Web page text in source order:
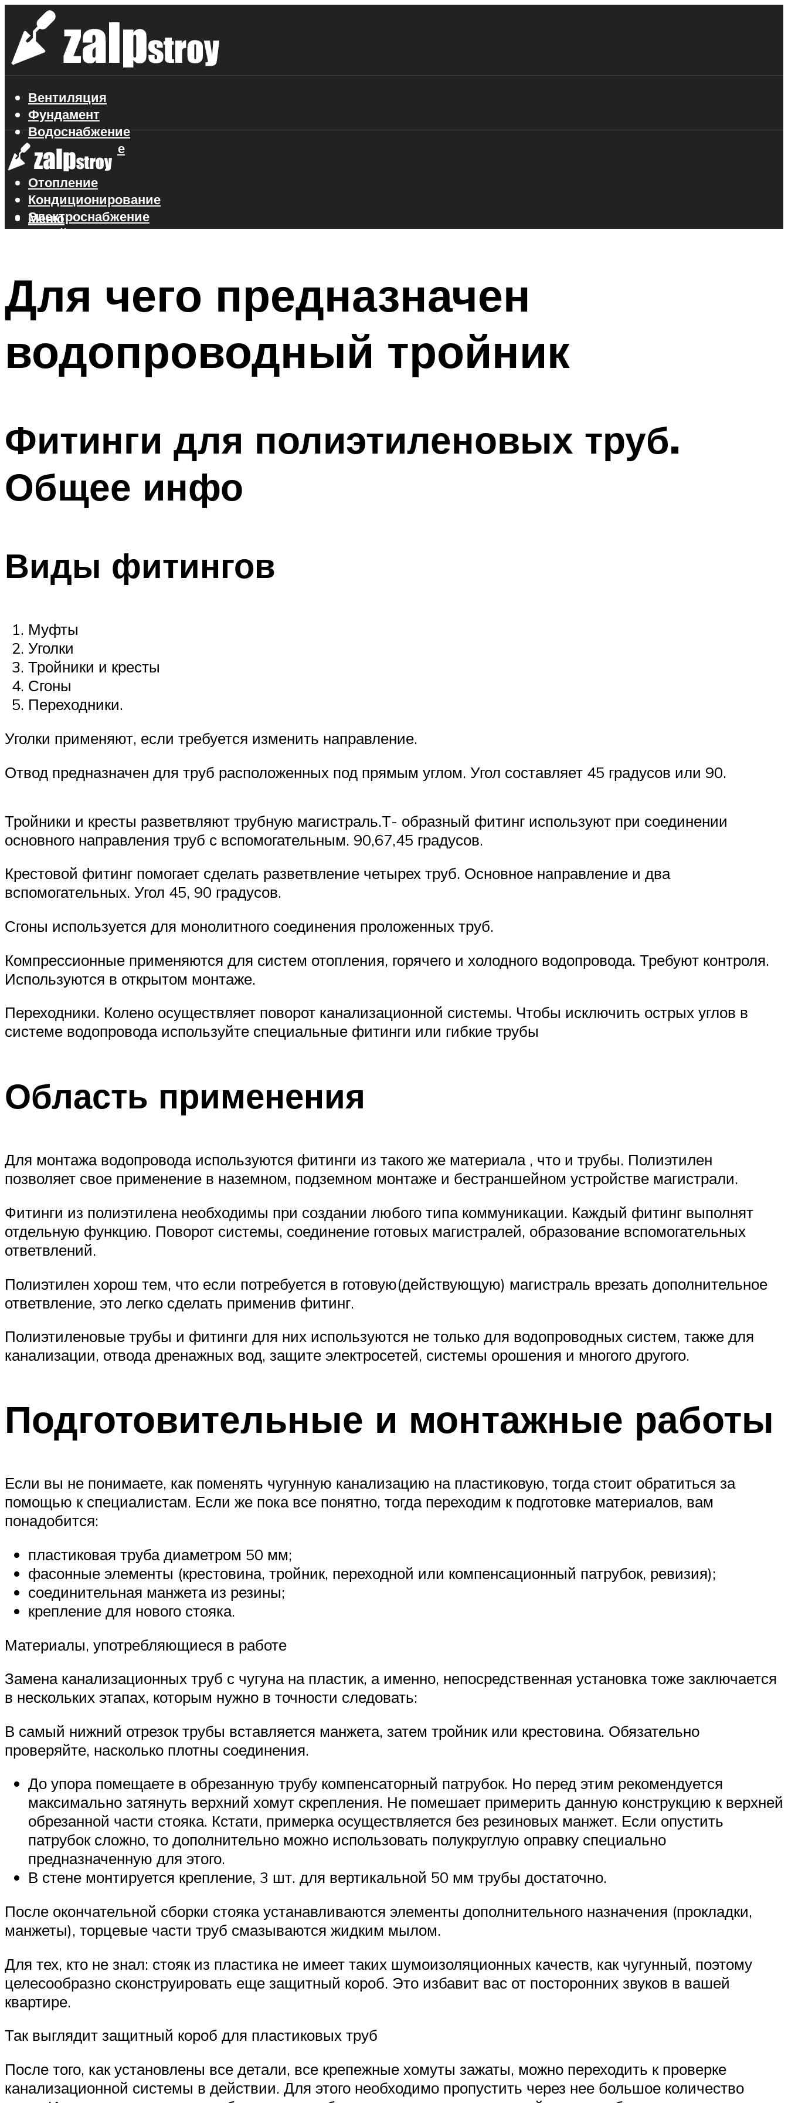
Вентиляция
Фундамент
Водоснабжение
Газоснабжение
Канализация
Отопление
Кондиционирование
Электроснабжение
Стройматериалы
Меню
Для чего предназначен
водопроводный тройник
Фитинги для полиэтиленовых труб.
Общее инфо
Виды фитингов
Муфты
Уголки
Тройники и кресты
Сгоны
Переходники.
Уголки применяют, если требуется изменить направление.
Отвод предназначен для труб расположенных под прямым углом. Угол составляет 45 градусов или 90.
Тройники и кресты разветвляют трубную магистраль.Т- образный фитинг используют при соединении
основного направления труб с вспомогательным. 90,67,45 градусов.
Крестовой фитинг помогает сделать разветвление четырех труб. Основное направление и два
вспомогательных. Угол 45, 90 градусов.
Сгоны используется для монолитного соединения проложенных труб.
Компрессионные применяются для систем отопления, горячего и холодного водопровода. Требуют контроля.
Используются в открытом монтаже.
Переходники. Колено осуществляет поворот канализационной системы. Чтобы исключить острых углов в
системе водопровода используйте специальные фитинги или гибкие трубы
Область применения
Для монтажа водопровода используются фитинги из такого же материала , что и трубы. Полиэтилен
позволяет свое применение в наземном, подземном монтаже и бестраншейном устройстве магистрали.
Фитинги из полиэтилена необходимы при создании любого типа коммуникации. Каждый фитинг выполнят
отдельную функцию. Поворот системы, соединение готовых магистралей, образование вспомогательных
ответвлений.
Полиэтилен хорош тем, что если потребуется в готовую(действующую) магистраль врезать дополнительное
ответвление, это легко сделать применив фитинг.
Полиэтиленовые трубы и фитинги для них используются не только для водопроводных систем, также для
канализации, отвода дренажных вод, защите электросетей, системы орошения и многого другого.
Подготовительные и монтажные работы
Если вы не понимаете, как поменять чугунную канализацию на пластиковую, тогда стоит обратиться за
помощью к специалистам. Если же пока все понятно, тогда переходим к подготовке материалов, вам
понадобится:
пластиковая труба диаметром 50 мм;
фасонные элементы (крестовина, тройник, переходной или компенсационный патрубок, ревизия);
соединительная манжета из резины;
крепление для нового стояка.
Материалы, употребляющиеся в работе
Замена канализационных труб с чугуна на пластик, а именно, непосредственная установка тоже заключается
в нескольких этапах, которым нужно в точности следовать:
В самый нижний отрезок трубы вставляется манжета, затем тройник или крестовина. Обязательно
проверяйте, насколько плотны соединения.
До упора помещаете в обрезанную трубу компенсаторный патрубок. Но перед этим рекомендуется
максимально затянуть верхний хомут скрепления. Не помешает примерить данную конструкцию к верхней
обрезанной части стояка. Кстати, примерка осуществляется без резиновых манжет. Если опустить
патрубок сложно, то дополнительно можно использовать полукруглую оправку специально
предназначенную для этого.
В стене монтируется крепление, 3 шт. для вертикальной 50 мм трубы достаточно.
После окончательной сборки стояка устанавливаются элементы дополнительного назначения (прокладки,
манжеты), торцевые части труб смазываются жидким мылом.
Для тех, кто не знал: стояк из пластика не имеет таких шумоизоляционных качеств, как чугунный, поэтому
целесообразно сконструировать еще защитный короб. Это избавит вас от посторонних звуков в вашей
квартире.
Так выглядит защитный короб для пластиковых труб
После того, как установлены все детали, все крепежные хомуты зажаты, можно переходить к проверке
канализационной системы в действии. Для этого необходимо пропустить через нее большое количество